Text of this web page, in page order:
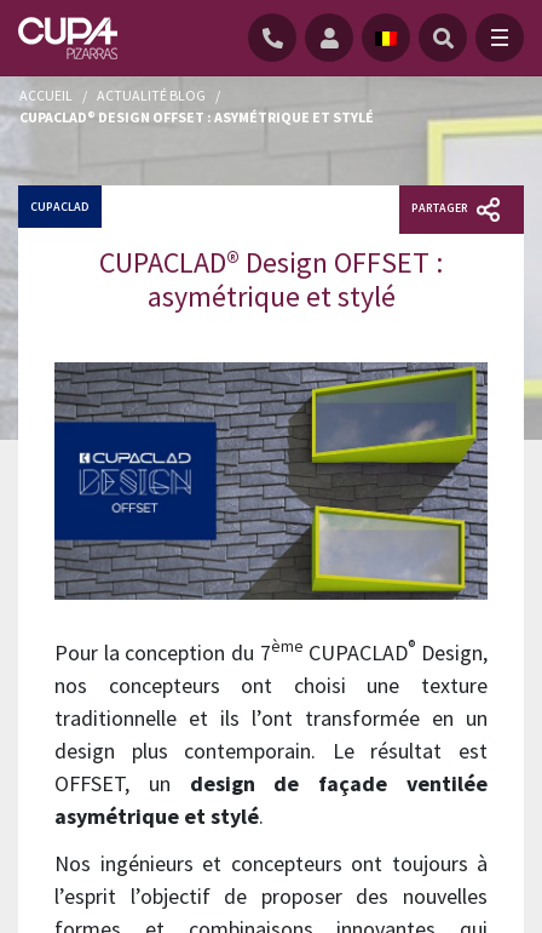
ACCUEIL / ACTUALITÉ BLOG
/
CUPACLAD® DESIGN OFFSET : ASYMÉTRIQUE ET STYLÉ
CUPACLAD PARTAGER
CUPACLAD® Design OFFSET :
asymétrique et stylé
Pour la conception du 7ème CUPACLAD® Design,
nos concepteurs ont choisi une texture
traditionnelle et ils l’ont transformée en un
design plus contemporain. Le résultat est
OFFSET, un design de façade ventilée
asymétrique et stylé.
Nos ingénieurs et concepteurs ont toujours à
l’esprit l’objectif de proposer des nouvelles